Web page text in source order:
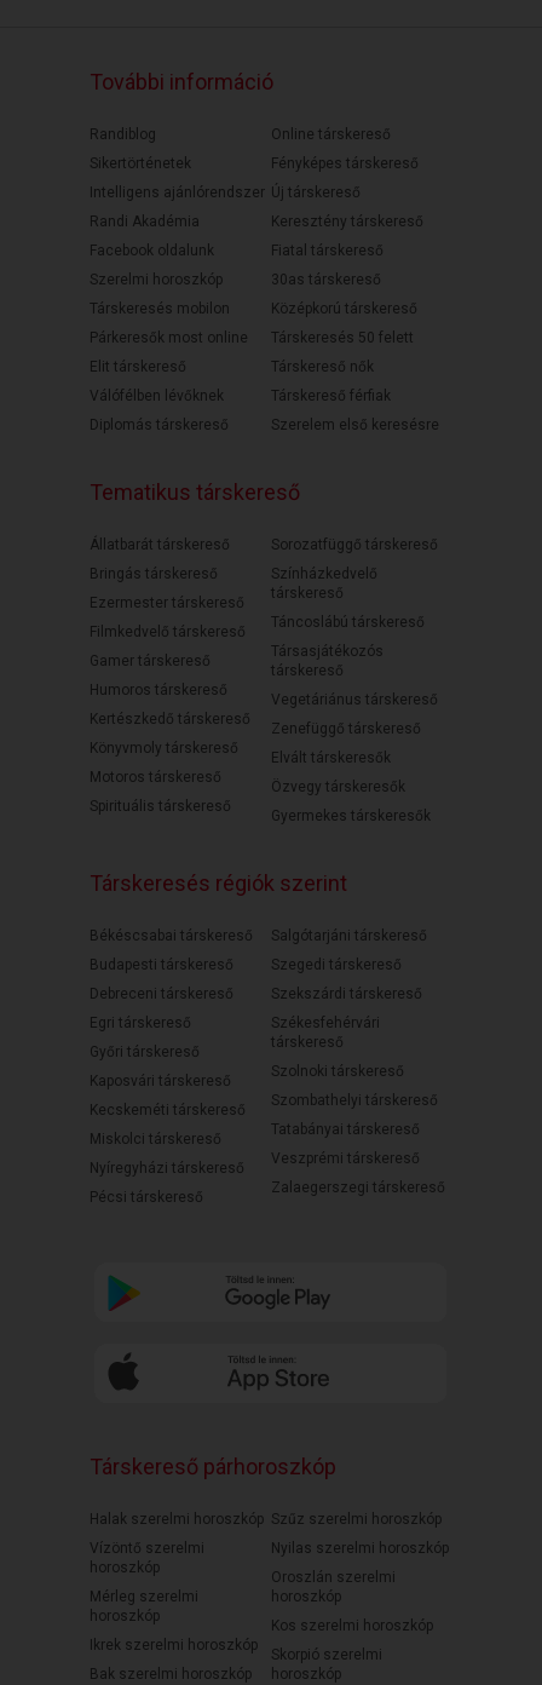
További információ
Randiblog
Sikertörténetek
Intelligens ajánlórendszer
Randi Akadémia
Facebook oldalunk
Szerelmi horoszkóp
Társkeresés mobilon
Párkeresők most online
Elit társkereső
Válófélben lévőknek
Diplomás társkereső
Online társkereső
Fényképes társkereső
Új társkereső
Keresztény társkereső
Fiatal társkereső
30as társkereső
Középkorú társkereső
Társkeresés 50 felett
Társkereső nők
Társkereső férfiak
Szerelem első keresésre
Tematikus társkereső
Állatbarát társkereső
Bringás társkereső
Ezermester társkereső
Filmkedvelő társkereső
Gamer társkereső
Humoros társkereső
Kertészkedő társkereső
Könyvmoly társkereső
Motoros társkereső
Spirituális társkereső
Sorozatfüggő társkereső
Színházkedvelő
társkereső
Táncoslábú társkereső
Társasjátékozós
társkereső
Vegetáriánus társkereső
Zenefüggő társkereső
Elvált társkeresők
Özvegy társkeresők
Gyermekes társkeresők
Társkeresés régiók szerint
Békéscsabai társkereső
Budapesti társkereső
Debreceni társkereső
Egri társkereső
Győri társkereső
Kaposvári társkereső
Kecskeméti társkereső
Miskolci társkereső
Nyíregyházi társkereső
Pécsi társkereső
Salgótarjáni társkereső
Szegedi társkereső
Szekszárdi társkereső
Székesfehérvári
társkereső
Szolnoki társkereső
Szombathelyi társkereső
Tatabányai társkereső
Veszprémi társkereső
Zalaegerszegi társkereső
Társkereső párhoroszkóp
Halak szerelmi horoszkóp
Vízöntő szerelmi
horoszkóp
Mérleg szerelmi
horoszkóp
Ikrek szerelmi horoszkóp
Bak szerelmi horoszkóp
Szűz szerelmi horoszkóp
Nyilas szerelmi horoszkóp
Oroszlán szerelmi
horoszkóp
Kos szerelmi horoszkóp
Skorpió szerelmi
horoszkóp